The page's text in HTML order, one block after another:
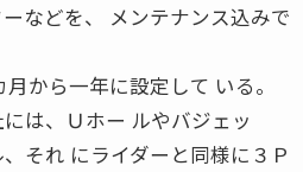
などを、 メンテナンス込みで
から一年に設定して いる。
は、Ｕホー ルやバジェッ
それ にライダーと同様に３Ｐ